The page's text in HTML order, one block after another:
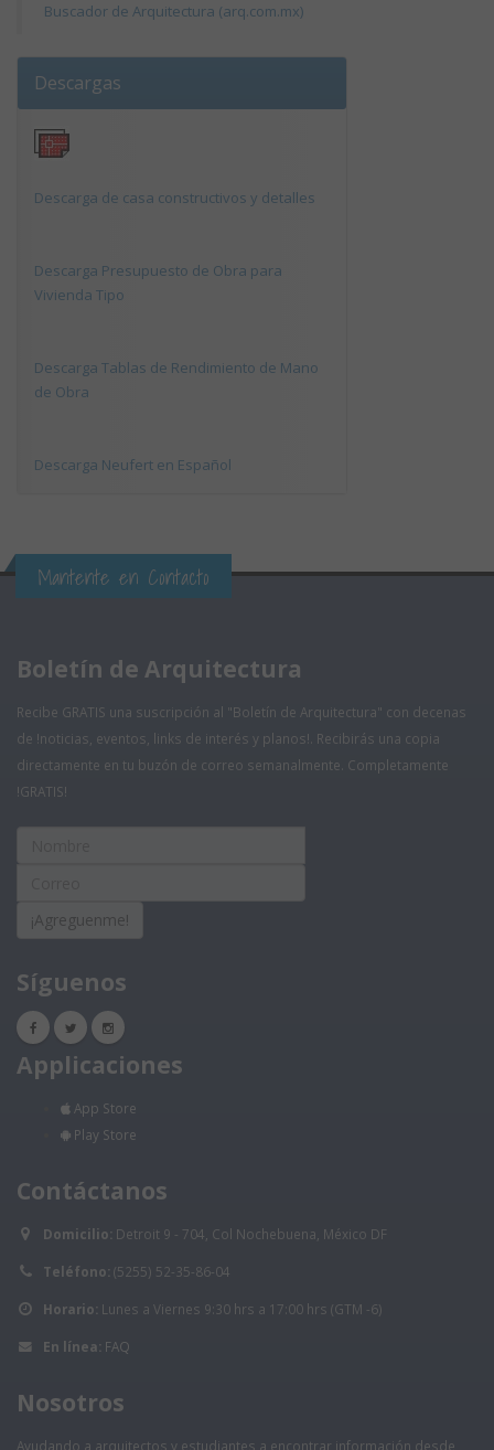
Buscador de Arquitectura (arq.com.mx)
Descargas
Descarga de casa constructivos y detalles
Descarga Presupuesto de Obra para
Vivienda Tipo
Descarga Tablas de Rendimiento de Mano
de Obra
Descarga Neufert en Español
Mantente en Contacto
Boletín de Arquitectura
Recibe GRATIS una suscripción al "Boletín de Arquitectura" con decenas
de !noticias, eventos, links de interés y planos!. Recibirás una copia
directamente en tu buzón de correo semanalmente. Completamente
!GRATIS!
¡Agreguenme!
Síguenos
Applicaciones
App Store
Play Store
Contáctanos
Domicilio: Detroit 9 - 704, Col Nochebuena, México DF
Teléfono: (5255) 52-35-86-04
Horario: Lunes a Viernes 9:30 hrs a 17:00 hrs (GTM -6)
En línea: FAQ
Nosotros
Ayudando a arquitectos y estudiantes a encontrar información desde